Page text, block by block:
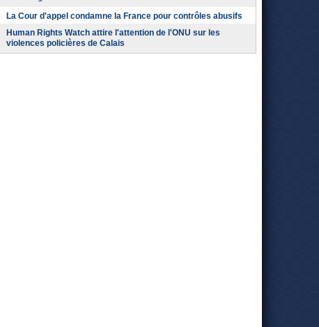
La Cour d'appel condamne la France pour contrôles abusifs
Human Rights Watch attire l'attention de l'ONU sur les
violences policières de Calais